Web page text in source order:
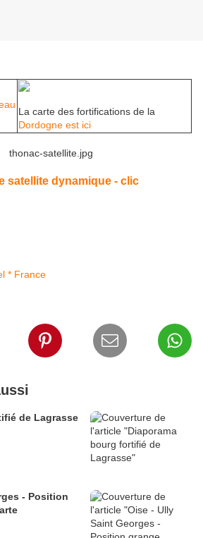
La carte des fortifications de la
Dordogne est ici
satellite dynamique - clic
* France
de Lagrasse
- Position